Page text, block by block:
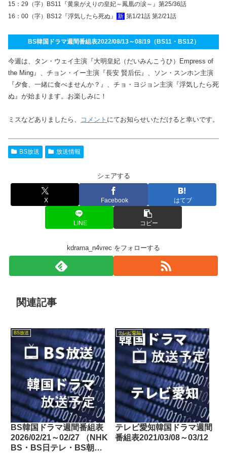
15：29（字）BS11『黄泉がえりの皇妃～鳳凰の涙～』第25/36話
16：00（字）BS12『浮気したら死ぬ』
新 第1/21話 第2/21話
BS韓国ドラマ週間番組表2022/08/13～08/19（BS11・BS12）
今週は、タン・ウェイ主演『大明皇妃（だいみんこうひ）Empress of
the Ming』、チョン・イー主演『長安 賢后伝』、ソン・スンホン主演
『夕食、一緒に食べませんか？』、チョ・ヨジョン主演『浮気したら死
ぬ』が始まります。お楽しみに！
ミスなどありましたら、 コメント にてお知らせいただけると幸いです。
BS放送 放送情報
シェアする
X Facebook はてブ
LINE コピー
kdrama_n4vrec をフォローする
関連記事
BS放送
BS韓国ドラマ週間番組表
2026/02/21～02/27 （NHK
BS・BS日テレ・BS朝
テレビ愛知
テレビ愛知韓国ドラマ週間
番組表2021/03/08～03/12